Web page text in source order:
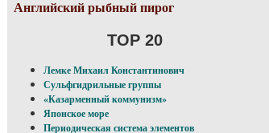
Английский рыбный пирог
TOP 20
Лемке Михаил Константинович
Сульфгидрильные группы
«Казарменный коммунизм»
Японское море
Периодическая система элементов